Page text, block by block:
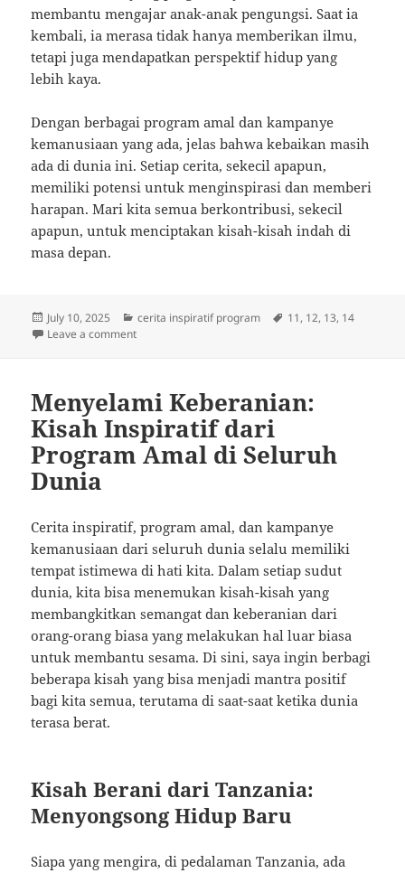
membantu mengajar anak-anak pengungsi. Saat ia
kembali, ia merasa tidak hanya memberikan ilmu,
tetapi juga mendapatkan perspektif hidup yang
lebih kaya.
Dengan berbagai program amal dan kampanye
kemanusiaan yang ada, jelas bahwa kebaikan masih
ada di dunia ini. Setiap cerita, sekecil apapun,
memiliki potensi untuk menginspirasi dan memberi
harapan. Mari kita semua berkontribusi, sekecil
apapun, untuk menciptakan kisah-kisah indah di
masa depan.
Posted
on
July 10, 2025 Categories
cerita inspiratif program Tags
11, 12, 13, 14
Leave a commenton Menggugah Hati: Kisah-Kisah Inspiratif dari
Menyelami Keberanian:
Kisah Inspiratif dari
Program Amal di Seluruh
Dunia
Cerita inspiratif, program amal, dan kampanye
kemanusiaan dari seluruh dunia selalu memiliki
tempat istimewa di hati kita. Dalam setiap sudut
dunia, kita bisa menemukan kisah-kisah yang
membangkitkan semangat dan keberanian dari
orang-orang biasa yang melakukan hal luar biasa
untuk membantu sesama. Di sini, saya ingin berbagi
beberapa kisah yang bisa menjadi mantra positif
bagi kita semua, terutama di saat-saat ketika dunia
terasa berat.
Kisah Berani dari Tanzania:
Menyongsong Hidup Baru
Siapa yang mengira, di pedalaman Tanzania, ada